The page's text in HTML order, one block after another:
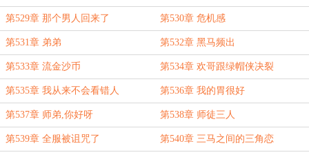
第529章 那个男人回来了 第530章 危机感
第531章 弟弟 第532章 黑马频出
第533章 流金沙币 第534章 欢哥跟绿帽侠决裂
第535章 我从来不会看错人 第536章 我的胃很好
第537章 师弟,你好呀 第538章 师徒三人
第539章 全服被诅咒了 第540章 三马之间的三角恋